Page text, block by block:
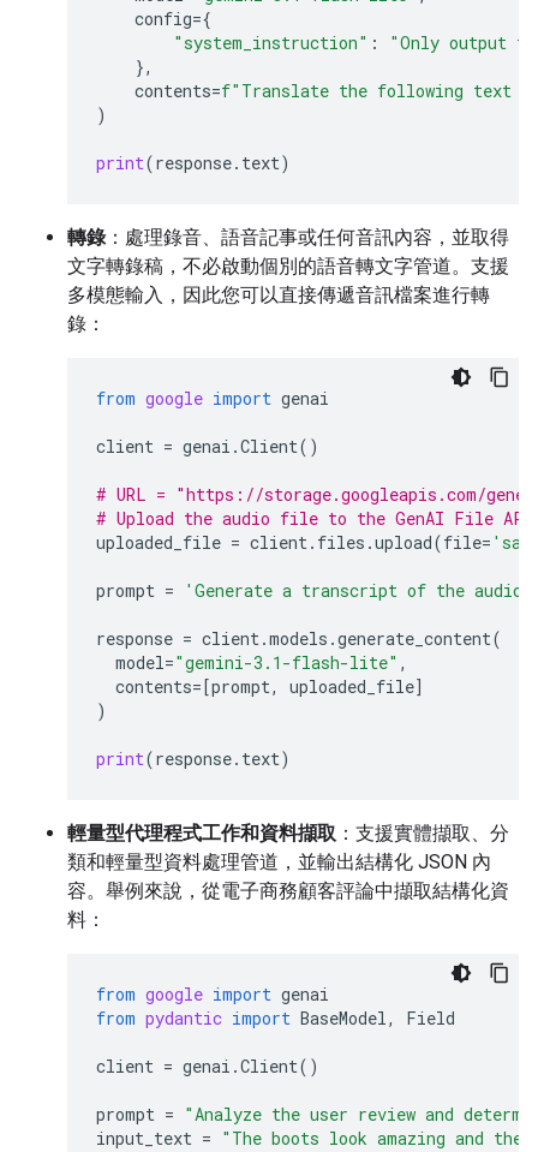
config={
"system_instruction" :
"Only output
},
contents=f"Translate the following text
)
print(response. text)
轉錄：處理錄音、語音記事或任何音訊內容，並取得
文字轉錄稿，不必啟動個別的語音轉文字管道。支援
多模態輸入，因此您可以直接傳遞音訊檔案進行轉
錄：
from google import genai
client = genai .Client()
# URL = "https://storage.googleapis.com/
# Upload the audio file to the GenAI File API
uploaded_file = client. files .upload(file=
prompt = 'Generate a transcript of the
response = client.models .generate_content(
model="gemini-3.1-flash-lite" ,
contents=[prompt, uploaded_file]
)
print(response. text)
輕量型代理程式工作和資料擷取 ：支援實體擷取、分
類和輕量型資料處理管道，並輸出結構化 JSON 內
容。舉例來說，從電子商務顧客評論中擷取結構化資
料：
from google import genai
from pydantic import BaseModel, Field
client = genai .Client()
prompt = "Analyze the user review and
input_text = "The boots look amazing and